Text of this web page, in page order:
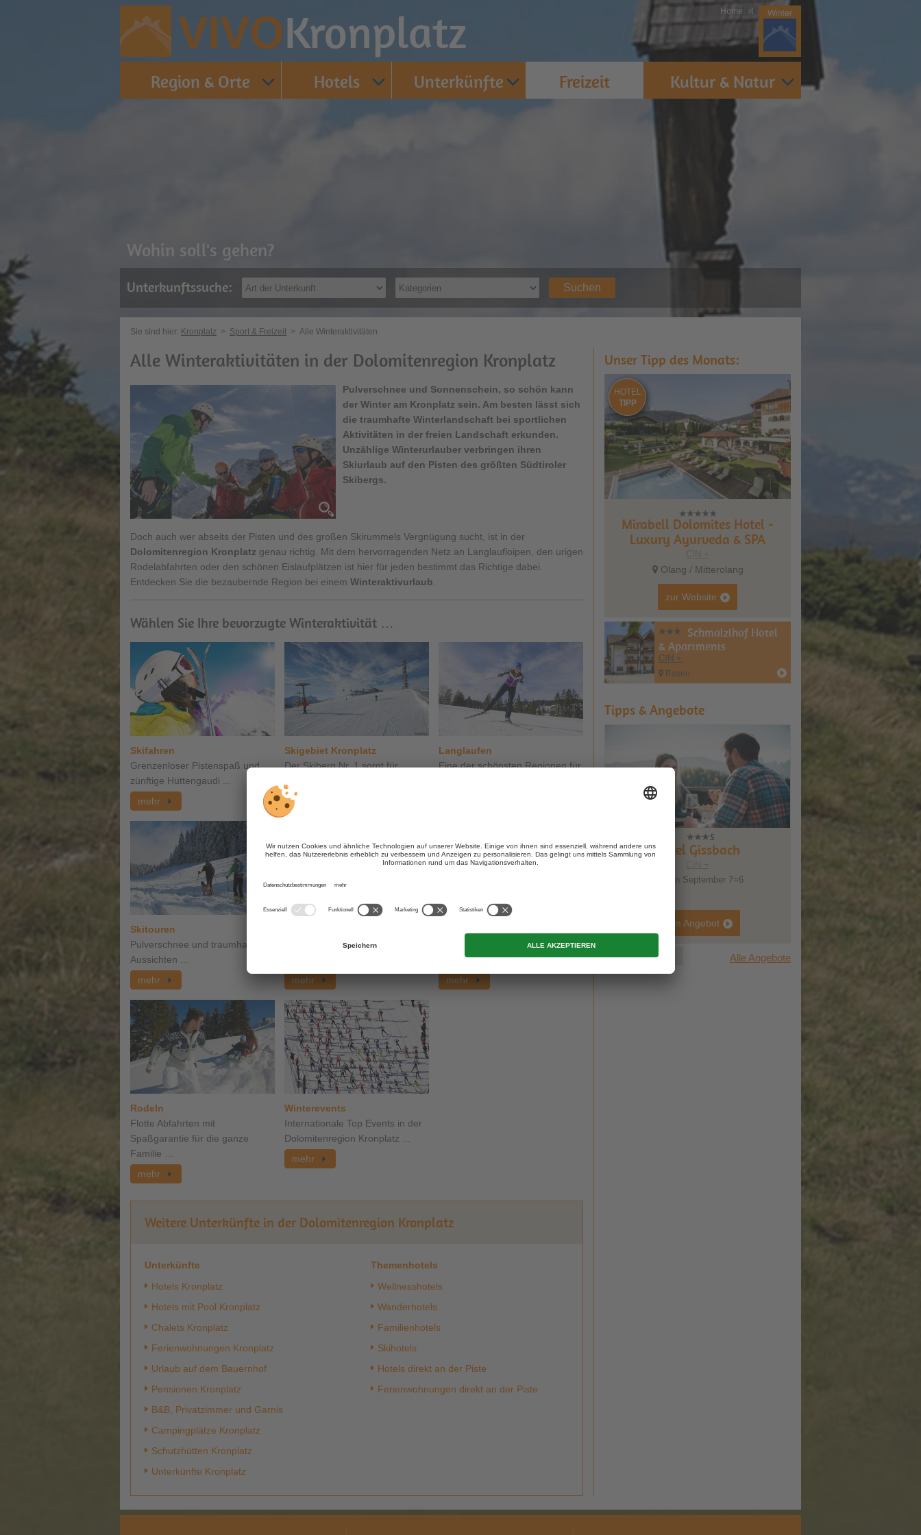
VIVOKronplatz
Wohin soll's gehen?
Unterkunftssuche: Suchen
Region & Orte Hotels Unterkünfte Freizeit Kultur & Natur
Home it
Sie sind hier: Kronplatz > Sport & Freizeit > Alle Winteraktivitäten
Alle Winteraktivitäten in der Dolomitenregion Kronplatz
Pulverschnee und Sonnenschein, so schön kann
der Winter am Kronplatz sein. Am besten lässt sich
die traumhafte Winterlandschaft bei sportlichen
Aktivitäten in der freien Landschaft erkunden.
Unzählige Winterurlauber verbringen ihren
Skiurlaub auf den Pisten des größten Südtiroler
Skibergs.
Doch auch wer abseits der Pisten und des großen Skirummels Vergnügung sucht, ist in der
Dolomitenregion Kronplatz genau richtig. Mit dem hervorragenden Netz an Langlaufloipen, den urigen
Rodelabfahrten oder den schönen Eislaufplätzen ist hier für jeden bestimmt das Richtige dabei.
Entdecken Sie die bezaubernde Region bei einem Winteraktivurlaub
Wählen Sie Ihre bevorzugte Winteraktivität …
Skifahren
Grenzenloser Pistenspaß und
zünftige Hüttengaudi ...
mehr
Skigebiet Kronplatz
Der Skiberg Nr. 1 sorgt für
mehr
Langlaufen
Eine der schönsten Regionen für
Skitouren
Pulverschnee und traumhafte
Aussichten ...
mehr
Durch die tief verschneite Natur
mehr
Am Winterweg die Gegend
erkunden ...
mehr
Rodeln
Flotte Abfahrten mit
Spaßgarantie für die ganze
Familie …
mehr
Winterevents
Internationale Top Events in der
Dolomitenregion Kronplatz ...
mehr
Weitere Unterkünfte in der Dolomitenregion Kronplatz
Unterkünfte
Hotels Kronplatz
Hotels mit Pool Kronplatz
Chalets Kronplatz
Ferienwohnungen Kronplatz
Urlaub auf dem Bauernhof
Pensionen Kronplatz
B&B, Privatzimmer und Garnis
Campingplätze Kronplatz
Schutzhütten Kronplatz
Unterkünfte Kronplatz
Themenhotels
Wellnesshotels
Wanderhotels
Familienhotels
Skihotels
Hotels direkt an der Piste
Ferienwohnungen direkt an der Piste
Unser Tipp des Monats:
HOTEL
TIPP
Mirabell Dolomites Hotel -
Luxury Ayurveda & SPA
Olang / Mitterolang
zur Website
Schmalzlhof Hotel
& Apartments
CIN +
Rasen
Tipps & Angebote
Hotel Gissbach
Golden September 7=6
zum Angebot
1 2 Alle Angebote